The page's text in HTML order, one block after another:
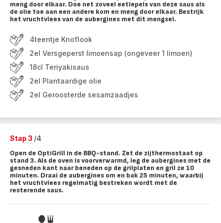
meng door elkaar. Doe net zoveel eetlepels van deze saus als
de olie toe aan een andere kom en meng door elkaar. Bestrijk
het vruchtvlees van de aubergines met dit mengsel.
4teentje Knoflook
2el Versgeperst limoensap (ongeveer 1 limoen)
18cl Teriyakisaus
2el Plantaardige olie
2el Geroosterde sesamzaadjes
Stap 3 /4
Open de OptiGrill in de BBQ-stand. Zet de zijthermostaat op
stand 3. Als de oven is voorverwarmd, leg de aubergines met de
gesneden kant naar beneden op de grilplaten en gril ze 10
minuten. Draai de aubergines om en bak 25 minuten, waarbij
het vruchtvlees regelmatig bestreken wordt met de
resterende saus.